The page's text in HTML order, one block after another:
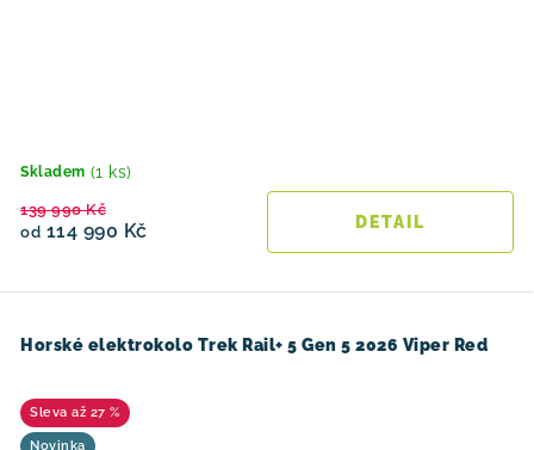
Skladem (1 ks)
od 114 990 Kč
139 990 Kč
Horské elektrokolo Trek Rail+ 5 Gen 5 2026 Viper Red
až 27 %
Novinka